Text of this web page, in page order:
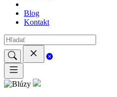
Blog
Kontakt